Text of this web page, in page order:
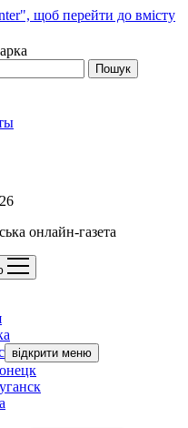
щоб перейти до вмісту
онлайн-газета
відкрити меню